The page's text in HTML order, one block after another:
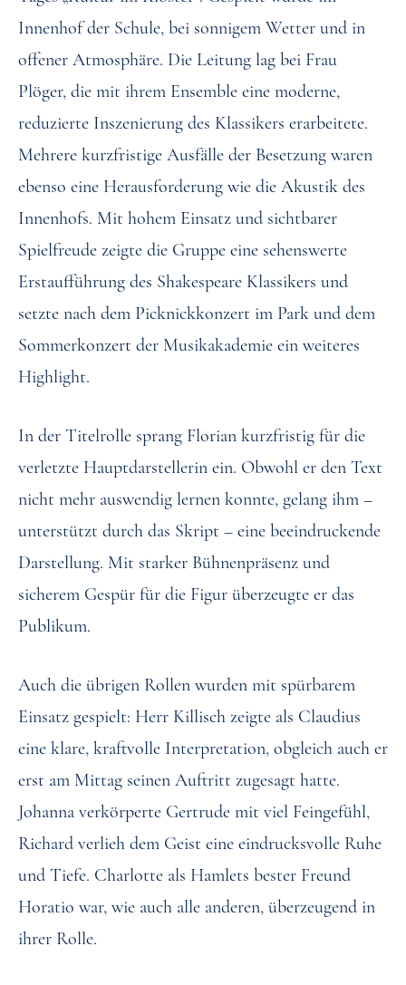
Innenhof der Schule, bei sonnigem Wetter und in
offener Atmosphäre. Die Leitung lag bei Frau
Plöger, die mit ihrem Ensemble eine moderne,
reduzierte Inszenierung des Klassikers erarbeitete.
Mehrere kurzfristige Ausfälle der Besetzung waren
ebenso eine Herausforderung wie die Akustik des
Innenhofs. Mit hohem Einsatz und sichtbarer
Spielfreude zeigte die Gruppe eine sehenswerte
Erstaufführung des Shakespeare Klassikers und
setzte nach dem Picknickkonzert im Park und dem
Sommerkonzert der Musikakademie ein weiteres
Highlight.
In der Titelrolle sprang Florian kurzfristig für die
verletzte Hauptdarstellerin ein. Obwohl er den Text
nicht mehr auswendig lernen konnte, gelang ihm –
unterstützt durch das Skript – eine beeindruckende
Darstellung. Mit starker Bühnenpräsenz und
sicherem Gespür für die Figur überzeugte er das
Publikum.
Auch die übrigen Rollen wurden mit spürbarem
Einsatz gespielt: Herr Killisch zeigte als Claudius
eine klare, kraftvolle Interpretation, obgleich auch er
erst am Mittag seinen Auftritt zugesagt hatte.
Johanna verkörperte Gertrude mit viel Feingefühl,
Richard verlieh dem Geist eine eindrucksvolle Ruhe
und Tiefe. Charlotte als Hamlets bester Freund
Horatio war, wie auch alle anderen, überzeugend in
ihrer Rolle.